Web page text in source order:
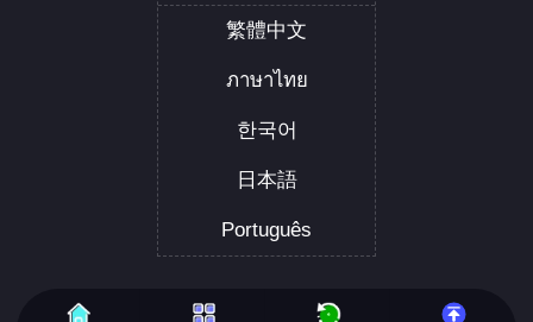
繁體中文
ภาษาไทย
한국어
日本語
Português